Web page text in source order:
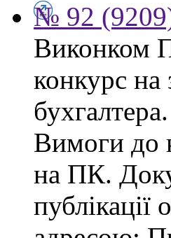
№ 92 (9209)
Виконком
конкурс на
бухгалтера.
Вимоги до
на ПК.